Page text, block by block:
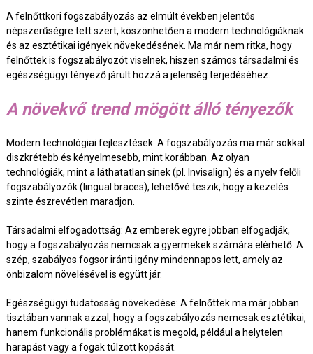
A felnőttkori fogszabályozás az elmúlt években jelentős
népszerűségre tett szert, köszönhetően a modern technológiáknak
és az esztétikai igények növekedésének. Ma már nem ritka, hogy
felnőttek is fogszabályozót viselnek, hiszen számos társadalmi és
egészségügyi tényező járult hozzá a jelenség terjedéséhez.
A növekvő trend mögött álló tényezők
Modern technológiai fejlesztések: A fogszabályozás ma már sokkal
diszkrétebb és kényelmesebb, mint korábban. Az olyan
technológiák, mint a láthatatlan sínek (pl. Invisalign) és a nyelv felőli
fogszabályozók (lingual braces), lehetővé teszik, hogy a kezelés
szinte észrevétlen maradjon.
Társadalmi elfogadottság: Az emberek egyre jobban elfogadják,
hogy a fogszabályozás nemcsak a gyermekek számára elérhető. A
szép, szabályos fogsor iránti igény mindennapos lett, amely az
önbizalom növelésével is együtt jár.
Egészségügyi tudatosság növekedése: A felnőttek ma már jobban
tisztában vannak azzal, hogy a fogszabályozás nemcsak esztétikai,
hanem funkcionális problémákat is megold, például a helytelen
harapást vagy a fogak túlzott kopását.